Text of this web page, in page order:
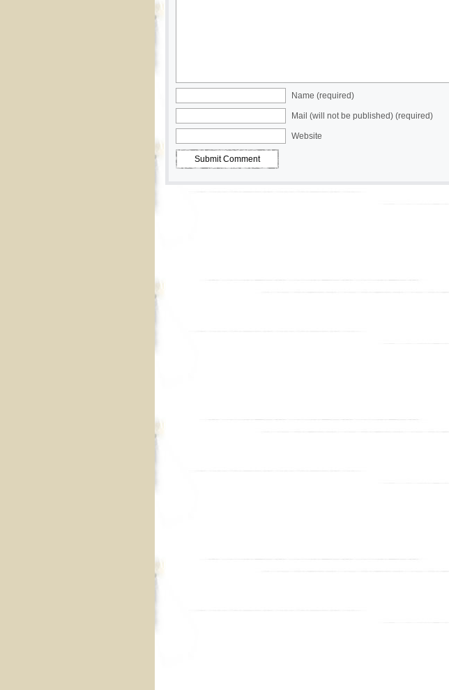
Name (required)
Mail (will not be published) (required)
Website